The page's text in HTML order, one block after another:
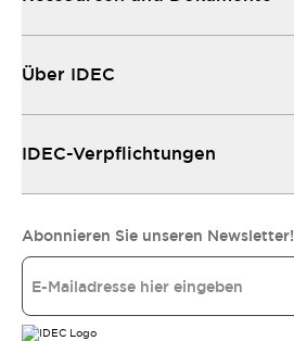
Über IDEC
IDEC-Verpflichtungen
Abonnieren Sie unseren Newsletter!